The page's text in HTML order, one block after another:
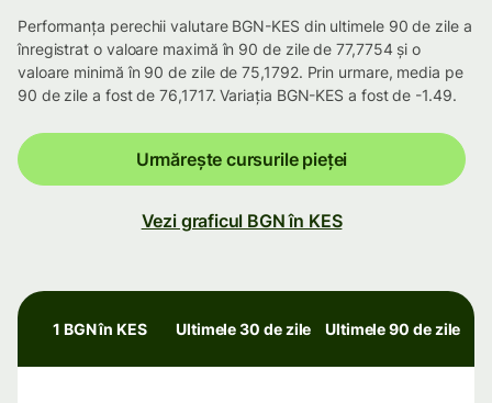
Performanța perechii valutare BGN-KES din ultimele 90 de zile a
înregistrat o valoare maximă în 90 de zile de 77,7754 și o
valoare minimă în 90 de zile de 75,1792. Prin urmare, media pe
90 de zile a fost de 76,1717. Variația BGN-KES a fost de -1.49.
Urmărește cursurile pieței
Vezi graficul BGN în KES
1 BGN în KES Ultimele 30 de zile Ultimele 90 de zile